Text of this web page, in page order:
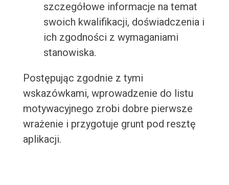
szczegółowe informacje na temat
swoich kwalifikacji, doświadczenia i
ich zgodności z wymaganiami
stanowiska.
Postępując zgodnie z tymi
wskazówkami, wprowadzenie do listu
motywacyjnego zrobi dobre pierwsze
wrażenie i przygotuje grunt pod resztę
aplikacji.